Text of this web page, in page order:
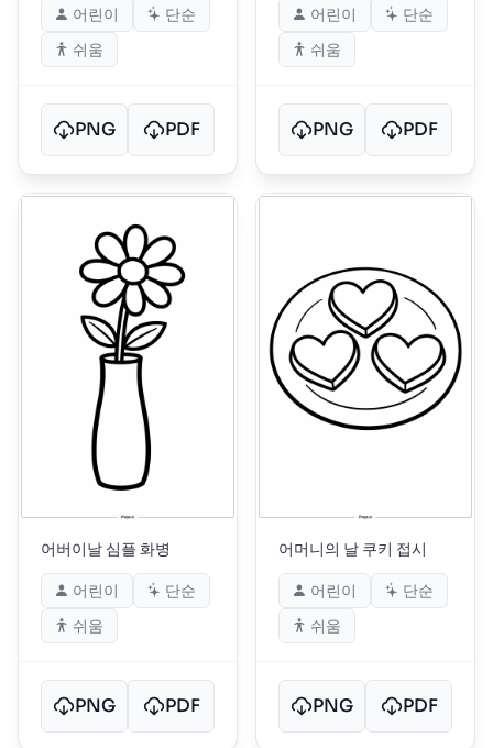
어린이
단순
쉬움
PNG PDF
어린이
단순
쉬움
PNG PDF
어버이날 심플 화병
어린이
단순
쉬움
PNG PDF
어머니의 날 쿠키 접시
어린이
단순
쉬움
PNG PDF